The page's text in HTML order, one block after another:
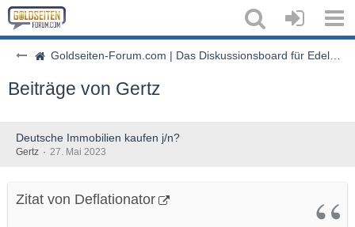
Goldseiten-Forum.com | Das Diskussionsboard für Edelmetalle & Rohstoffe
Beiträge von Gertz
Deutsche Immobilien kaufen j/n?
Gertz 27. Mai 2023
Zitat von Deflationator